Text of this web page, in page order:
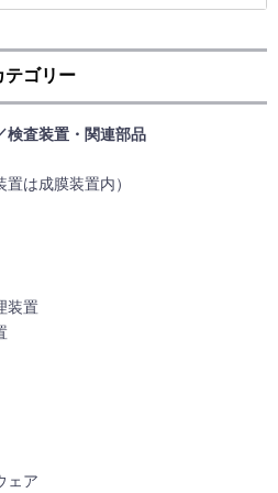
テゴリー
検査装置・関連部品
は成膜装置内）
装置
ェア